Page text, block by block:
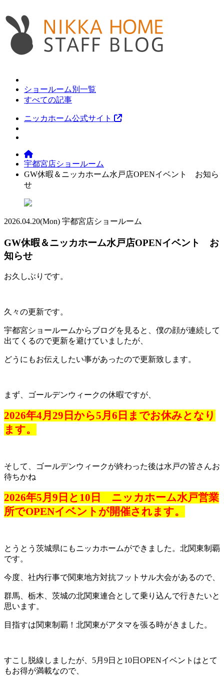
ショールーム別一覧
すべての記事
ニッカホーム公式サイト
宇都宮店ショールーム
GW休暇＆ニッカホーム水戸店OPENイベント お知ら
せ
2026.04.20(Mon) 宇都宮店ショールーム
GW休暇＆ニッカホーム水戸店OPENイベント お
知らせ
お久しぶりです。
久々の更新です。
宇都宮ショールームからブログを見ると、僕の顔が連続して
出てくるので更新を避けていましたが、
どうにもお伝えしたい事があったので更新致します。
まず、ゴールデンウィークの休暇ですが、
2026年4月29日から5月6日までお休みとなり
ます。
そして、ゴールデンウィークが終わった後は水戸の皆さんお
待ちかね
2026年5月9日と10日 ニッカホーム水戸営業
所でOPENイベントが開催されます。
とうとう茨城県にもニッカホームができました。北関東制覇
です。
今度、社内行事で関東地方対抗フットサル大会があるので、
群馬、栃木、茨城の北関東連合として乗り込んで行きたいと
思います。
目指すは関東制覇！北関東がアタマを張る時がきました。
すこし脱線しましたが、5月9日と10日OPENイベントはとて
もお得が満載なので、